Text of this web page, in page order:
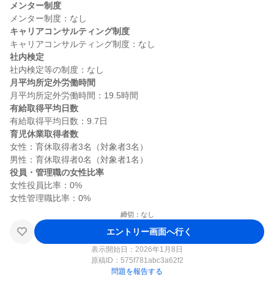
メンター制度
キャリアコンサルティング制度
社内検定
月平均所定外労働時間
有給取得平均日数
育児休業取得者数
女性：育休取得者3名（対象者3名）
役員・管理職の女性比率
女性役員比率：0%
締切：なし
エントリー画面へ行く
表示開始日：2026年1月8日
原稿ID： 575f781abc3a62f2
問題を報告する